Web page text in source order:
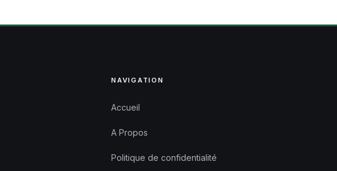
NAVIGATION
Accueil
A Propos
Politique de confidentialité